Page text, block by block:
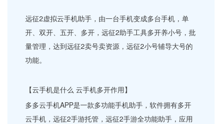
远征2虚拟云手机助手，由一台手机变成多台手机，单
开、双开、五开、多开，远征2助手工具多开养小号，批
量管理，达到远征2卖号卖资源，远征2小号辅导大号的
功能。
【云手机是什么 云手机多开作用】
多多云手机APP是一款多功能手机助手，软件拥有多开
云手机，远征2手游托管，远征2手游全功能助手，应用